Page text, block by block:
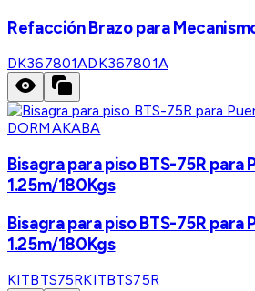
Refacción Brazo para
DK367801ADK367801A
DORMAKABA
Bisagra para piso BTS-75R para
1.25m/180Kgs
Bisagra para piso BTS-75R para
1.25m/180Kgs
KITBTS75RKITBTS75R